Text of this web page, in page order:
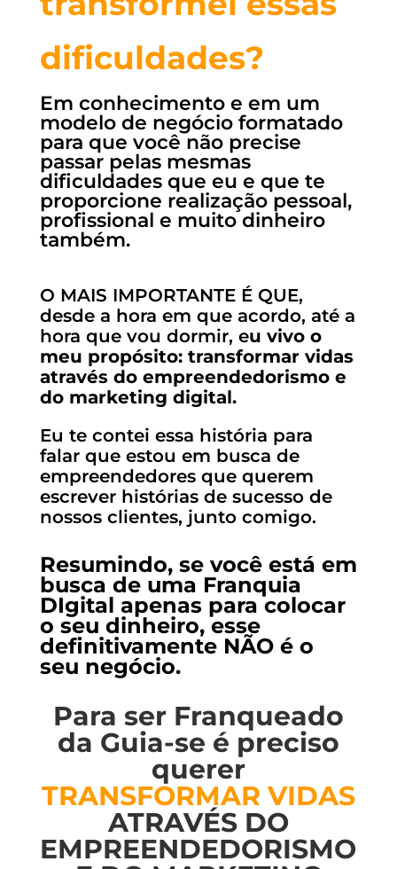
dificuldades?
Em conhecimento e em um
modelo de negócio formatado
para que você não precise
passar pelas mesmas
dificuldades que eu e que te
proporcione realização pessoal,
profissional e muito dinheiro
também.
O MAIS IMPORTANTE É QUE,
desde a hora em que acordo, até a
hora que vou dormir, eu vivo o
meu propósito: transformar vidas
através do empreendedorismo e
do marketing digital.
Eu te contei essa história para
falar que estou em busca de
empreendedores que querem
escrever histórias de sucesso de
nossos clientes, junto comigo.
Resumindo, se você está em
busca de uma Franquia
DIgital apenas para colocar
o seu dinheiro, esse
definitivamente NÃO é o
seu negócio.
Para ser Franqueado
da Guia-se é preciso
querer
TRANSFORMAR VIDAS
ATRAVÉS DO
EMPREENDEDORISMO